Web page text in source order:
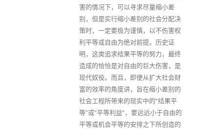
害的情况下，可以寻求尽量缩小差
别，但是实行缩小差别的社会分配决
策时，一定要极为谨慎，以不伤害权
利平等或自由为绝对前提。历史证
明，这类追求结果平等的努力，最终
造成的恰恰是对自由的巨大伤害，是
现代奴役。而且，即便从扩大社会财
富的效率的角度讲，旨在缩小差别的
社会工程所带来的现实中的“结果平
等”或“平等利益”，要远远小于自由的
平等或机会平等的安排之下所创造的